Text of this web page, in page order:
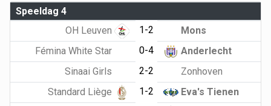
Speeldag 4
OH Leuven
1-2
Mons
Fémina White Star
0-4
Anderlecht
Sinaai Girls
2-2
Zonhoven
Standard Liège
1-2
Eva's Tienen